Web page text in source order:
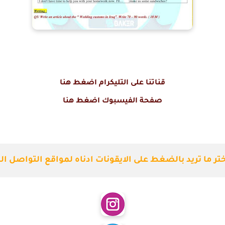
قناتنا على التليكرام اضغط هنا
صفحة الفيسبوك اضغط هنا
ما تريد بالضغط على الايقونات ادناه لمواقع التواصل